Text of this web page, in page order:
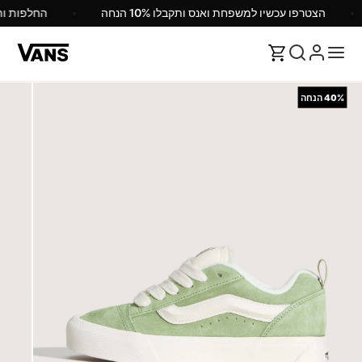
הצטרפו עכשיו למשפחת ואנס ותקבלו 10% הנחה
40%הנחה